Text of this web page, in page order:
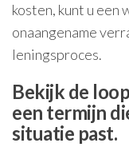
kosten, kunt u een
onaangename
leningsproces.
Bekijk de
een termijn
situatie past.